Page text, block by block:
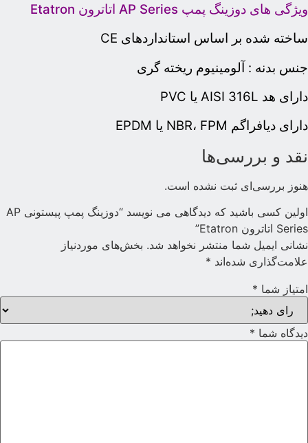
ویژگی های دوزینگ پمپ AP Series اتاترون Etatron
ساخته شده بر اساس استانداردهای CE
جنس بدنه : آلومینیوم ریخته گری
دارای هد AISI 316L یا PVC
دارای دیافراگم NBR، FPM یا EPDM
نقد و بررسی‌ها
هنوز بررسی‌ای ثبت نشده است.
اولین کسی باشید که دیدگاهی می نویسد “دوزینگ پمپ پیستونی AP
Series اتاترون Etatron”
نشانی ایمیل شما منتشر نخواهد شد. بخش‌های موردنیاز
علامت‌گذاری شده‌اند *
امتیاز شما *
دیدگاه شما *